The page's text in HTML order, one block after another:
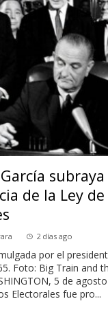
subraya
de la Ley de
2 días ago
por el
Foto: Big Train and
5 de
Electorales fue pro...